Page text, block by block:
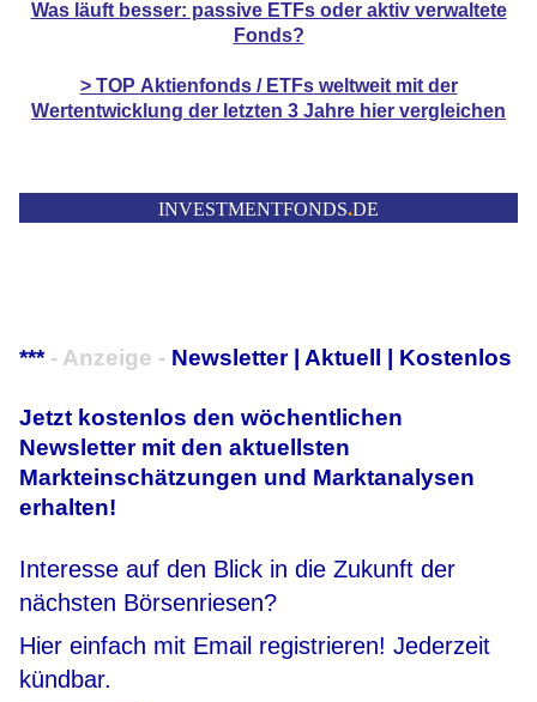
Was läuft besser: passive ETFs oder aktiv verwaltete
Fonds?
> TOP Aktienfonds / ETFsweltweit mit der
Wertentwicklung der letzten 3 Jahre hier vergleichen
INVESTMENTFONDS.DE
*** - Anzeige - Newsletter | Aktuell | Kostenlos
Jetzt kostenlos den wöchentlichen
Newsletter mit den aktuellsten
Markteinschätzungen und Marktanalysen
erhalten!
Interesse auf den Blick in die Zukunft der
nächsten Börsenriesen?
Hier einfach mit Email registrieren! Jederzeit
kündbar.